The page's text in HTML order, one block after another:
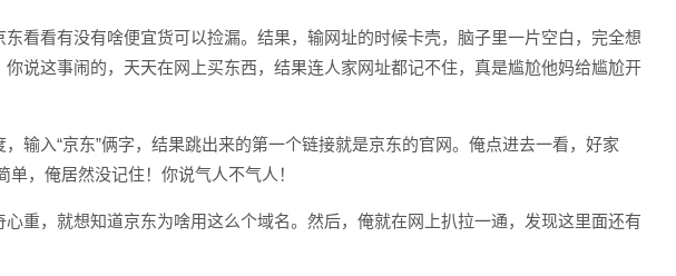
看看有没有啥便宜货可以捡漏。结果，输网址的时候卡壳，脑子里一片空白，完全想
你说这事闹的，天天在网上买东西，结果连人家网址都记不住，真是尴尬他妈给尴尬开
输入“京东”俩字，结果跳出来的第一个链接就是京东的官网。俺点进去一看，好家
单，俺居然没记住！你说气人不气人！
重，就想知道京东为啥用这么个域名。然后，俺就在网上扒拉一通，发现这里面还有